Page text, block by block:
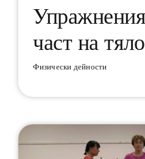
Упражнения
част на
Физически дейности